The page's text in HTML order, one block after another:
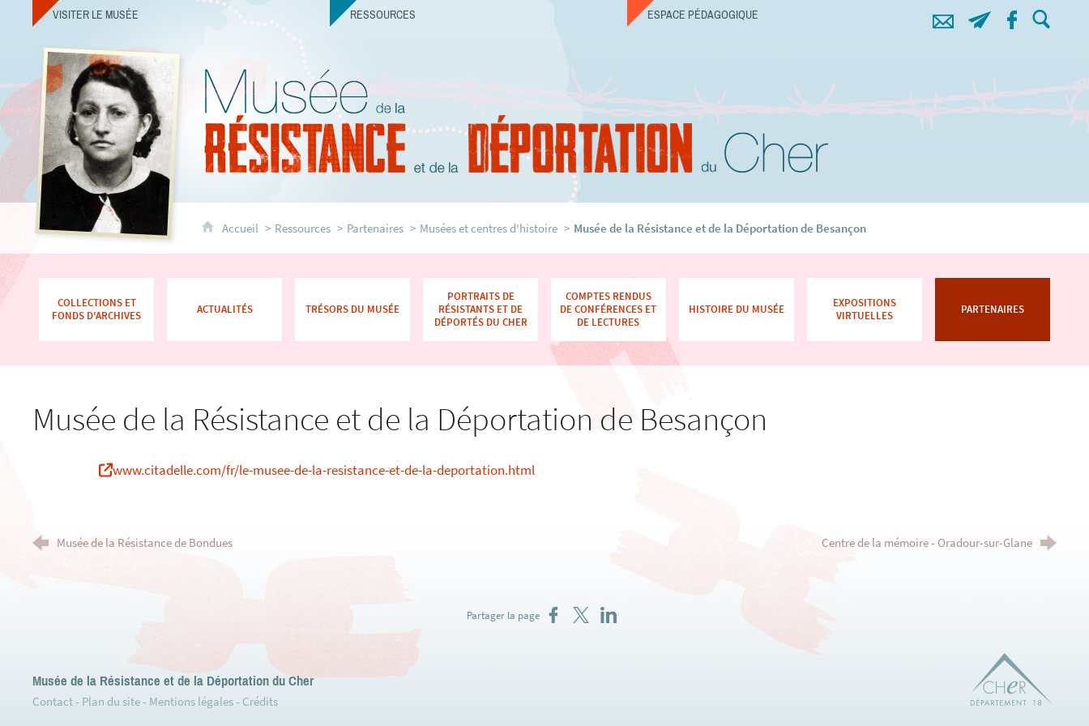
VISITER LE MUSÉE RESSOURCES ESPACE PÉDAGOGIQUE
COLLECTIONS ET
FONDS D'ARCHIVES
ACTUALITÉS TRÉSORS DU MUSÉE
PORTRAITS DE
RÉSISTANTS ET DE
DÉPORTÉS DU CHER
COMPTES RENDUS
DE CONFÉRENCES ET
DE LECTURES
HISTOIRE DU MUSÉE
EXPOSITIONS
VIRTUELLES
PARTENAIRES
Accueil Ressources Partenaires Musées et centres d'histoire Musée de la Résistance et de la Déportation de Besançon
Musée de la Résistance et de la Déportation de Besançon
www.citadelle.com/fr/le-musee-de-la-resistance-et-de-la-deportation.html
Musée de la Résistance de Bondues Centre de la mémoire - Oradour-sur-Glane
Partager la page Partager sur Facebook
Partager sur XPartager sur LinkedIn
Musée de la Résistance et de la Déportation du Cher
Contact- Plan du site- Mentions légales- Crédits